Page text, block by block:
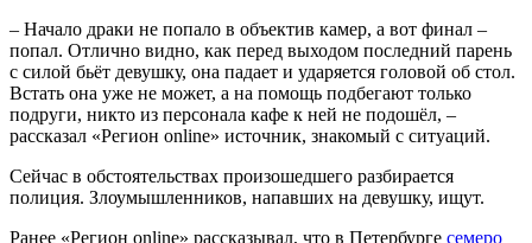
– Начало драки не попало в объектив камер, а вот финал –
попал. Отлично видно, как перед выходом последний парень
с силой бьёт девушку, она падает и ударяется головой об стол.
Встать она уже не может, а на помощь подбегают только
подруги, никто из персонала кафе к ней не подошёл, –
рассказал «Регион online» источник, знакомый с ситуаций.
Сейчас в обстоятельствах произошедшего разбирается
полиция. Злоумышленников, напавших на девушку, ищут.
Ранее «Регион online» рассказывал, что в Петербурге семеро